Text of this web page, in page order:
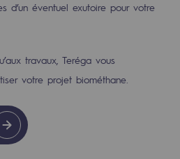
responsable
d’un éventuel exutoire pour votre
travaux, Teréga vous
votre projet biométhane.